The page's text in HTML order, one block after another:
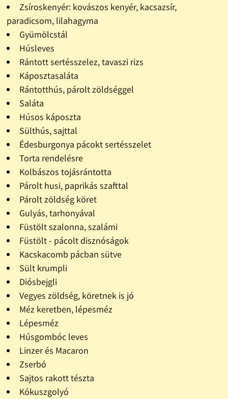
Zsíroskenyér: kovászos kenyér, kacsazsír,
paradicsom, lilahagyma
Gyümölcstál
Húsleves
Rántott sertésszelez, tavaszi rizs
Káposztasaláta
Rántotthús, párolt zöldséggel
Saláta
Húsos káposzta
Sülthús, sajttal
Édesburgonya pácokt sertésszelet
Torta rendelésre
Kolbászos tojásrántotta
Párolt husi, paprikás szafttal
Párolt zöldség köret
Gulyás, tarhonyával
Füstölt szalonna, szalámi
Füstölt - pácolt disznóságok
Kacskacomb pácban sütve
Sült krumpli
Diósbejgli
Vegyes zöldség, köretnek is jó
Méz keretben, lépesméz
Lépesméz
Húsgombóc leves
Linzer és Macaron
Zserbó
Sajtos rakott tészta
Kókuszgolyó